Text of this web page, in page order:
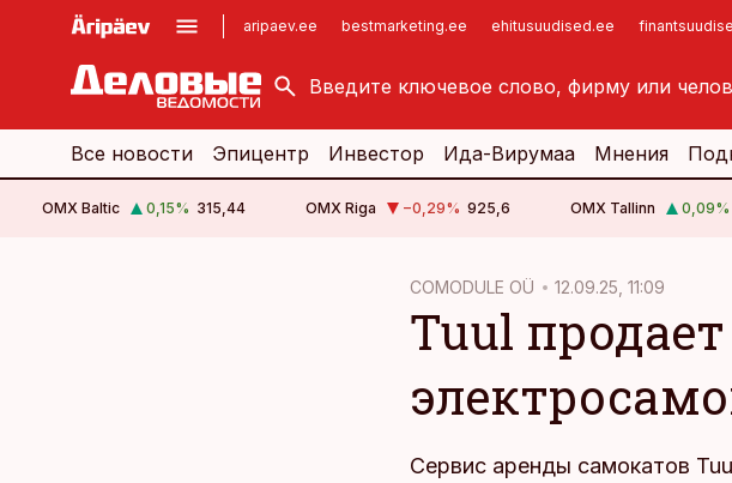
aripaev.ee bestmarketing.ee ehitusuudised.ee
kinnisvarauudised.ee
logistikauudised.ee
imelineajalugu.ee
Все новости Эпицентр Инвестор Ида-Вирумаа Мнения
OMX Baltic 0,15% 315,44 OMX Riga −0,29% 925,6 OMX Tallinn 0,09%
COMODULE OÜ 12.09.25, 11:09
Tuul
Сервис аренды самокатов